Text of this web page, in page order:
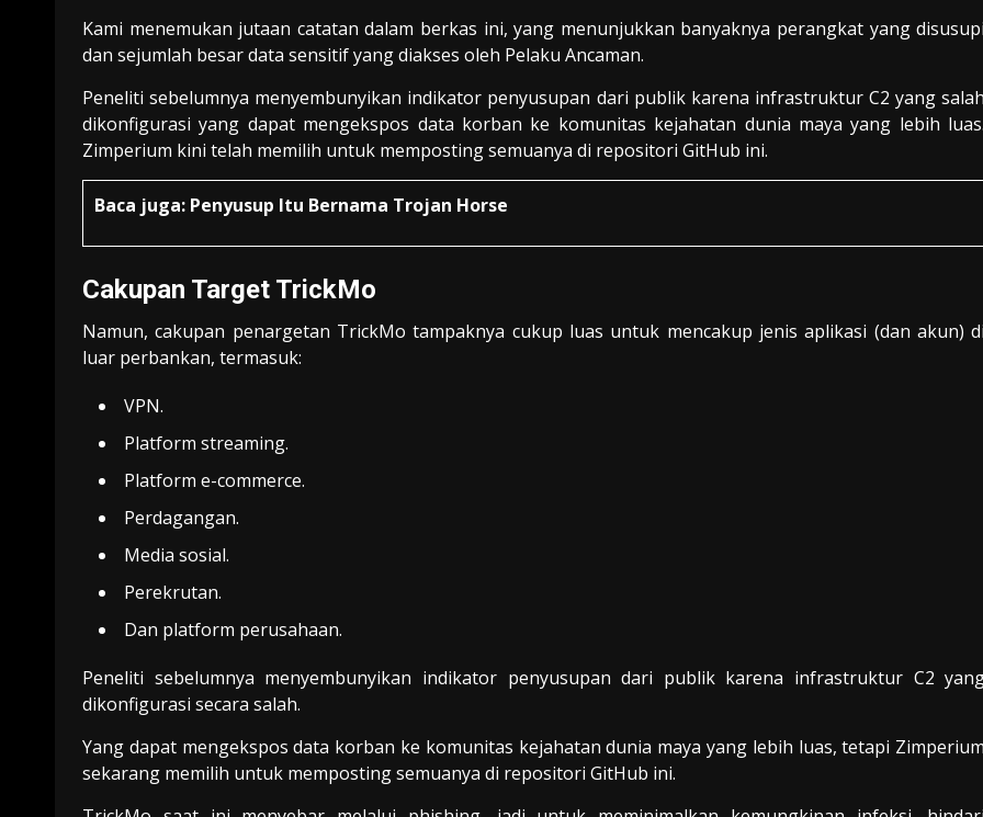
Kami menemukan jutaan catatan dalam berkas ini, yang menunjukkan banyaknya perangkat yang disusupi
dan sejumlah besar data sensitif yang diakses oleh Pelaku Ancaman.
Peneliti sebelumnya menyembunyikan indikator penyusupan dari publik karena infrastruktur C2 yang salah
dikonfigurasi yang dapat mengekspos data korban ke komunitas kejahatan dunia maya yang lebih luas.
Zimperium kini telah memilih untuk memposting semuanya di repositori GitHub ini.
Baca juga: Penyusup Itu Bernama Trojan Horse
Cakupan Target TrickMo
Namun, cakupan penargetan TrickMo tampaknya cukup luas untuk mencakup jenis aplikasi (dan akun) di
luar perbankan, termasuk:
VPN.
Platform streaming.
Platform e-commerce.
Perdagangan.
Media sosial.
Perekrutan.
Dan platform perusahaan.
Peneliti sebelumnya menyembunyikan indikator penyusupan dari publik karena infrastruktur C2
dikonfigurasi secara salah.
Yang dapat mengekspos data korban ke komunitas kejahatan dunia maya yang lebih luas, tetapi Zimperium
sekarang memilih untuk memposting semuanya di repositori GitHub ini.